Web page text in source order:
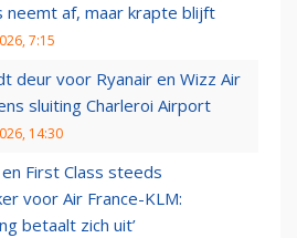
neemt af, maar krapte blijft
7:15
deur voor Ryanair en Wizz Air
sluiting Charleroi Airport
14:30
First Class steeds
voor Air France-KLM:
betaalt zich uit’